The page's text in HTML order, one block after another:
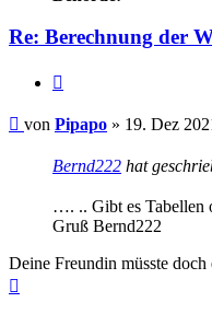
Re: Berechnung der
Beitrag
von Pipapo » 19. Dez
Bernd222 hat
…. .. Gibt es Tabellen
Gruß Bernd222
Deine Freundin müsste